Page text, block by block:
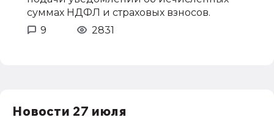
суммах НДФЛ и страховых взносов.
9
2831
Новости 27 июля